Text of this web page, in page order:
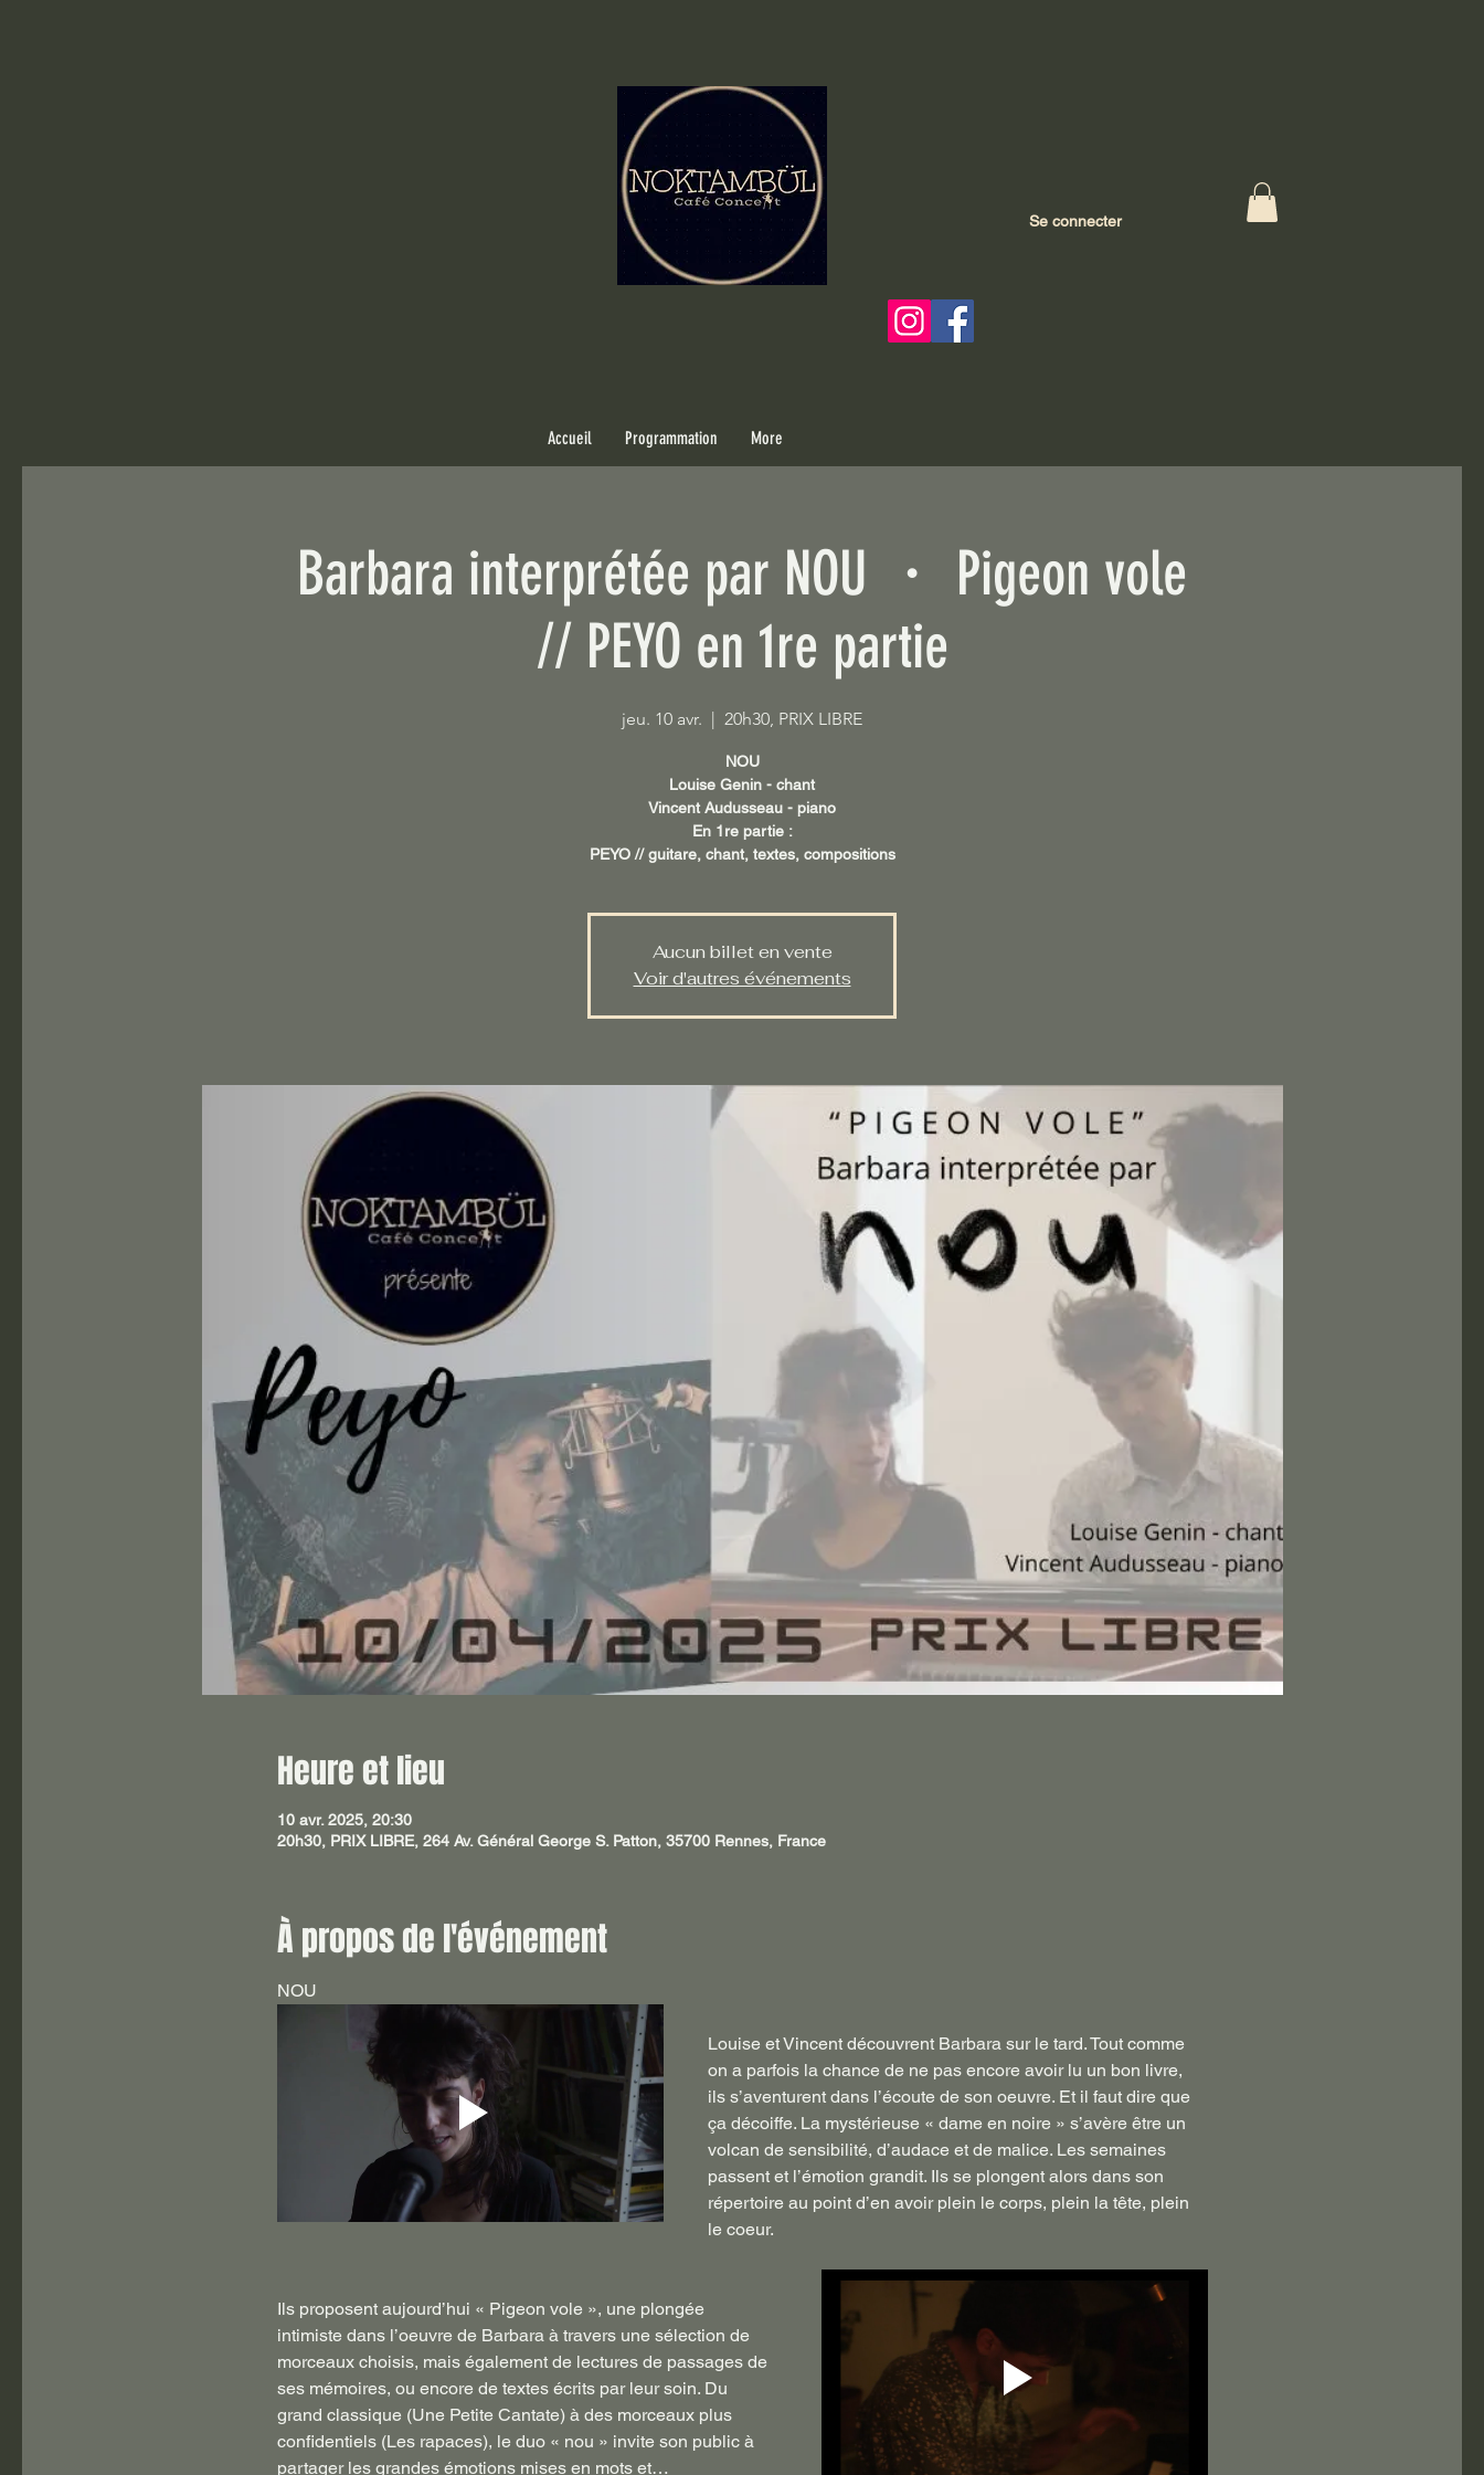
Se connecter
Accueil Programmation More
Barbara interprétée par NOU ・ Pigeon vole
// PEYO en 1re partie
jeu. 10 avr.
  |
20h30, PRIX LIBRE
NOU
Louise Genin - chant
Vincent Audusseau - piano
En 1re partie :
PEYO // guitare, chant, textes, compositions
Aucun billet en vente
Voir d'autres événements
Heure et lieu
10 avr. 2025, 20:30
20h30, PRIX LIBRE, 264 Av. Général George S. Patton, 35700 Rennes, France
À propos de l'événement
NOU
Louise et Vincent découvrent Barbara sur le tard. Tout comme
on a parfois la chance de ne pas encore avoir lu un bon livre,
ils s’aventurent dans l’écoute de son oeuvre. Et il faut dire que
ça décoiffe. La mystérieuse « dame en noire » s’avère être un
volcan de sensibilité, d’audace et de malice. Les semaines
passent et l’émotion grandit. Ils se plongent alors dans son
répertoire au point d’en avoir plein le corps, plein la tête, plein
le coeur.
Ils proposent aujourd’hui « Pigeon vole », une plongée
intimiste dans l’oeuvre de Barbara à travers une sélection de
morceaux choisis, mais également de lectures de passages de
ses mémoires, ou encore de textes écrits par leur soin. Du
grand classique (Une Petite Cantate) à des morceaux plus
confidentiels (Les rapaces), le duo « nou » invite son public à
partager les grandes émotions mises en mots et…